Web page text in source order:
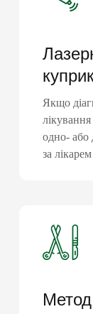
Якщо
одно- або
за лікарем